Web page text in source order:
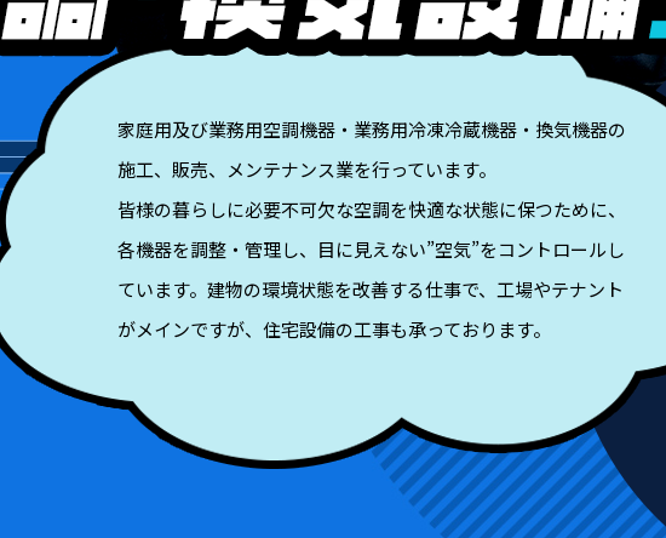
家庭用及び業務用空調機器・業務用冷凍冷蔵機器・換気機器の
施工、販売、メンテナンス業を行っています。
皆様の暮らしに必要不可欠な空調を快適な状態に保つために、
各機器を調整・管理し、目に見えない”空気”をコントロールし
ています。建物の環境状態を改善する仕事で、工場やテナント
がメインですが、住宅設備の工事も承っております。